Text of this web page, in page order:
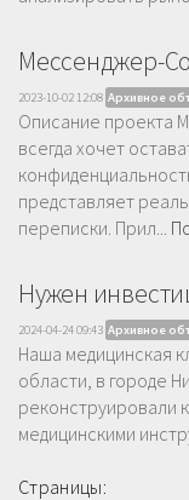
Мессенджер-
2023-10-02 12:08 Архивное
Описание проекта
всегда хочет
представляет
переписки. Прил...
Нужен
2024-04-24 09:43 Архивное
Наша медицинская
области, в городе
реконструировали
медицинскими
Страницы: